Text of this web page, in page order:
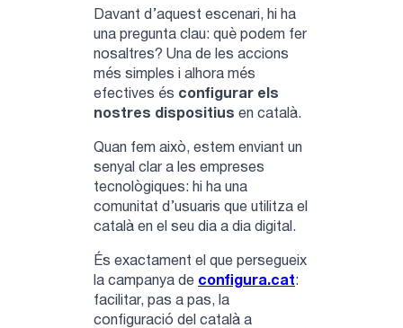
Davant d’aquest escenari, hi ha
una pregunta clau: què podem fer
nosaltres? Una de les accions
més simples i alhora més
efectives és configurar els
nostres dispositius en català.
Quan fem això, estem enviant un
senyal clar a les empreses
tecnològiques: hi ha una
comunitat d’usuaris que utilitza el
català en el seu dia a dia digital.
És exactament el que persegueix
la campanya de configura.cat:
facilitar, pas a pas, la
configuració del català a